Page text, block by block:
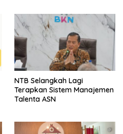
Arena Kepentingan Sesaat
NTB Selangkah Lagi
Terapkan Sistem Manajemen
Talenta ASN